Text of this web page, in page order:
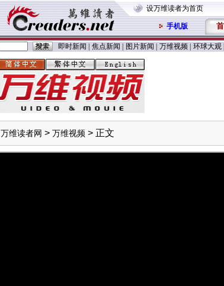
设万维读者为首页
手机版 首
即时新闻 焦点新闻 图片新闻 万维视频 环球大观
万维读者网 > 万维视频 > 正文